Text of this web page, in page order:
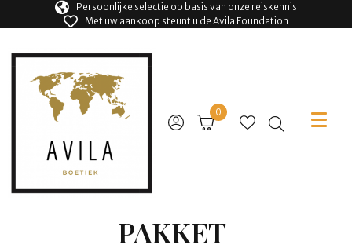
Persoonlijke selectie op basis van onze reiskennis
Met uw aankoop steunt u de Avila Foundation
0
PAKKET